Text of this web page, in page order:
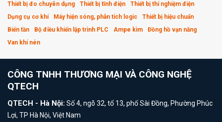
Thiết bị đo chuyên dụng
Thiết bị tĩnh điện
Thiết bị thí nghiệm điện
Dụng cụ cơ khí
Máy hiện sóng, phân tích logic
Thiết bị hiệu chuẩn
Biến tần
Bộ điều khiển lập trình PLC Ampe kìm
Đồng hồ vạn năng
Van khí nén
CÔNG TNHH THƯƠNG MẠI VÀ CÔNG NGHỆ
QTECH
QTECH - Hà Nội: Số 4, ngõ 32, tổ 13, phố Sài Đồng, Phường Phúc
Lợi, TP Hà Nội, Việt Nam